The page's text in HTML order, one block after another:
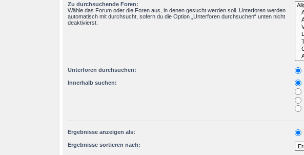
Zu durchsuchende Foren:
Wähle das Forum oder die Foren aus, in denen gesucht werden soll. Unterforen werden
automatisch mit durchsucht, sofern du die Option „Unterforen durchsuchen“ unten nicht
deaktivierst.
Unterforen durchsuchen:
Innerhalb suchen:
Ergebnisse anzeigen als:
Ergebnisse sortieren nach: